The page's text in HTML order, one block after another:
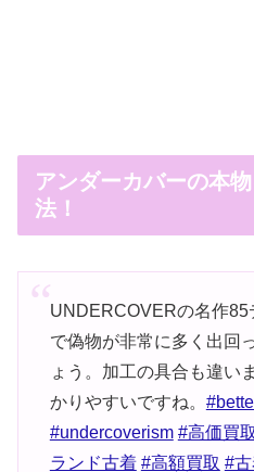
アンダーカバーの本
法！
UNDERCOVERの名作85
で偽物が非常に多く出回
ょう。加工の具合も違い
かりやすいですね。
#undercoverism #高価買取
ランド古着 #高額買取 #